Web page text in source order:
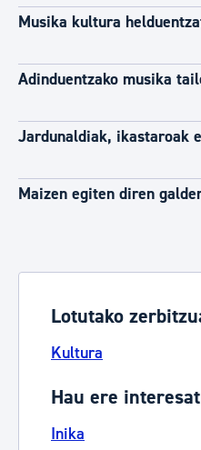
Musika kultura
Adinduentzako musika
Jardunaldiak, ikastaroak
Maizen egiten diren
Lotutako
Kultura
Hau ere
Inika